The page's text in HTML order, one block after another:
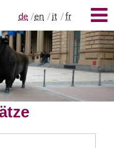
de en it fr